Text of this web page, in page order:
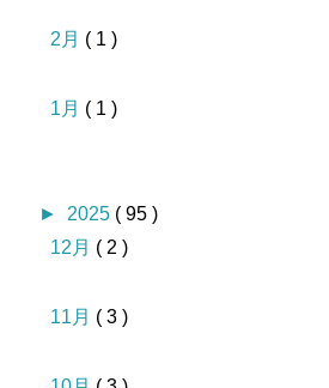
2月 ( 1 )
1月 ( 1 )
► 2025 ( 95 )
12月 ( 2 )
11月 ( 3 )